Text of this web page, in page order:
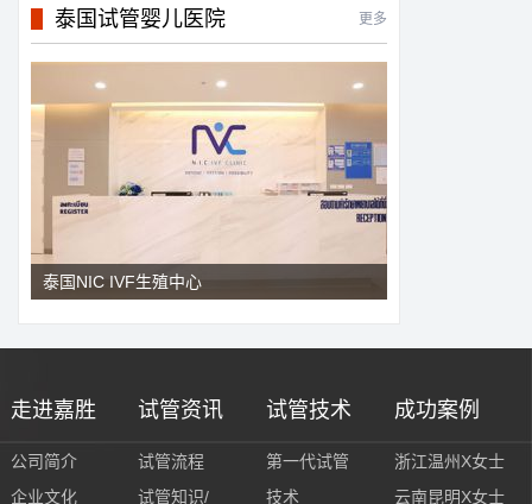
泰国试管婴儿医院 更多
泰国NIC IVF生殖中心
走进嘉胜
公司简介
企业文化
试管资讯
试管流程
试管知识/
试管技术
第一代试管
技术
成功案例
浙江温州X女士
云南昆明X女士